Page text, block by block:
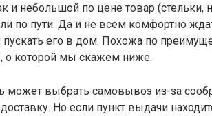
и небольшой по цене товар (стельки,
по пути. Да и не всем комфортно
пускать его в дом. Похожа по
о которой мы скажем ниже.
может выбрать самовывоз из-за
доставку. Но если пункт выдачи